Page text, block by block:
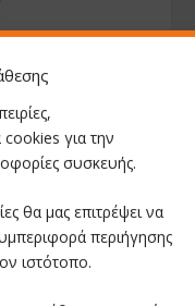
για την
συσκευής.
θα μας επιτρέψει να
περιήγησης
ιστότοπο.